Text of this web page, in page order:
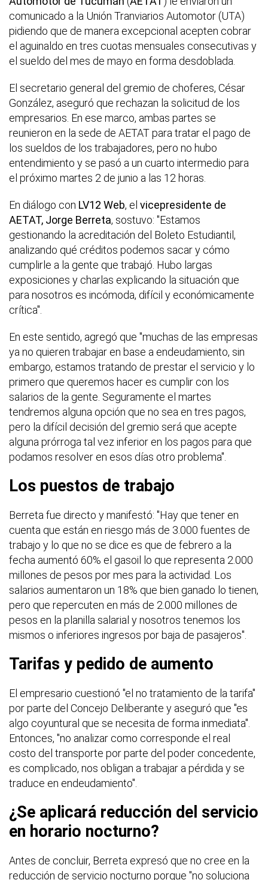
comunicado a la Unión Tranviarios Automotor (UTA)
pidiendo que de manera excepcional acepten cobrar
el aguinaldo en tres cuotas mensuales consecutivas y
el sueldo del mes de mayo en forma desdoblada.
El secretario general del gremio de choferes, César
González, aseguró que rechazan la solicitud de los
empresarios. En ese marco, ambas partes se
reunieron en la sede de AETAT para tratar el pago de
los sueldos de los trabajadores, pero no hubo
entendimiento y se pasó a un cuarto intermedio para
el próximo martes 2 de junio a las 12 horas.
En diálogo con LV12 Web, el vicepresidente de
AETAT, Jorge Berreta, sostuvo: "Estamos
gestionando la acreditación del Boleto Estudiantil,
analizando qué créditos podemos sacar y cómo
cumplirle a la gente que trabajó. Hubo largas
exposiciones y charlas explicando la situación que
para nosotros es incómoda, difícil y económicamente
crítica".
En este sentido, agregó que "muchas de las empresas
ya no quieren trabajar en base a endeudamiento, sin
embargo, estamos tratando de prestar el servicio y lo
primero que queremos hacer es cumplir con los
salarios de la gente. Seguramente el martes
tendremos alguna opción que no sea en tres pagos,
pero la difícil decisión del gremio será que acepte
alguna prórroga tal vez inferior en los pagos para que
podamos resolver en esos días otro problema".
Los puestos de trabajo
Berreta fue directo y manifestó: "Hay que tener en
cuenta que están en riesgo más de 3.000 fuentes de
trabajo y lo que no se dice es que de febrero a la
fecha aumentó 60% el gasoil lo que representa 2.000
millones de pesos por mes para la actividad. Los
salarios aumentaron un 18% que bien ganado lo tienen,
pero que repercuten en más de 2.000 millones de
pesos en la planilla salarial y nosotros tenemos los
mismos o inferiores ingresos por baja de pasajeros".
Tarifas y pedido de aumento
El empresario cuestionó "el no tratamiento de la tarifa"
por parte del Concejo Deliberante y aseguró que "es
algo coyuntural que se necesita de forma inmediata".
Entonces, "no analizar como corresponde el real
costo del transporte por parte del poder concedente,
es complicado, nos obligan a trabajar a pérdida y se
traduce en endeudamiento".
¿Se aplicará reducción del servicio
en horario nocturno?
Antes de concluir, Berreta expresó que no cree en la
reducción de servicio nocturno porque "no soluciona